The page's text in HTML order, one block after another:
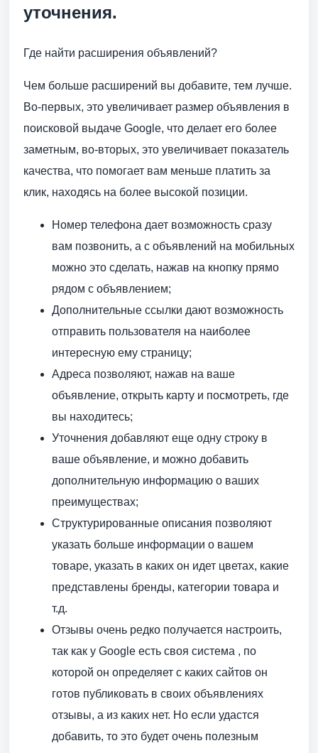
уточнения.
Где найти расширения объявлений?
Чем больше расширений вы добавите, тем лучше.
Во-первых, это увеличивает размер объявления в
поисковой выдаче Google, что делает его более
заметным, во-вторых, это увеличивает показатель
качества, что помогает вам меньше платить за
клик, находясь на более высокой позиции.
Номер телефона дает возможность сразу
вам позвонить, а с объявлений на мобильных
можно это сделать, нажав на кнопку прямо
рядом с объявлением;
Дополнительные ссылки дают возможность
отправить пользователя на наиболее
интересную ему страницу;
Адреса позволяют, нажав на ваше
объявление, открыть карту и посмотреть, где
вы находитесь;
Уточнения добавляют еще одну строку в
ваше объявление, и можно добавить
дополнительную информацию о ваших
преимуществах;
Структурированные описания позволяют
указать больше информации о вашем
товаре, указать в каких он идет цветах, какие
представлены бренды, категории товара и
т.д.
Отзывы очень редко получается настроить,
так как у Google есть своя система , по
которой он определяет с каких сайтов он
готов публиковать в своих объявлениях
отзывы, а из каких нет. Но если удастся
добавить, то это будет очень полезным